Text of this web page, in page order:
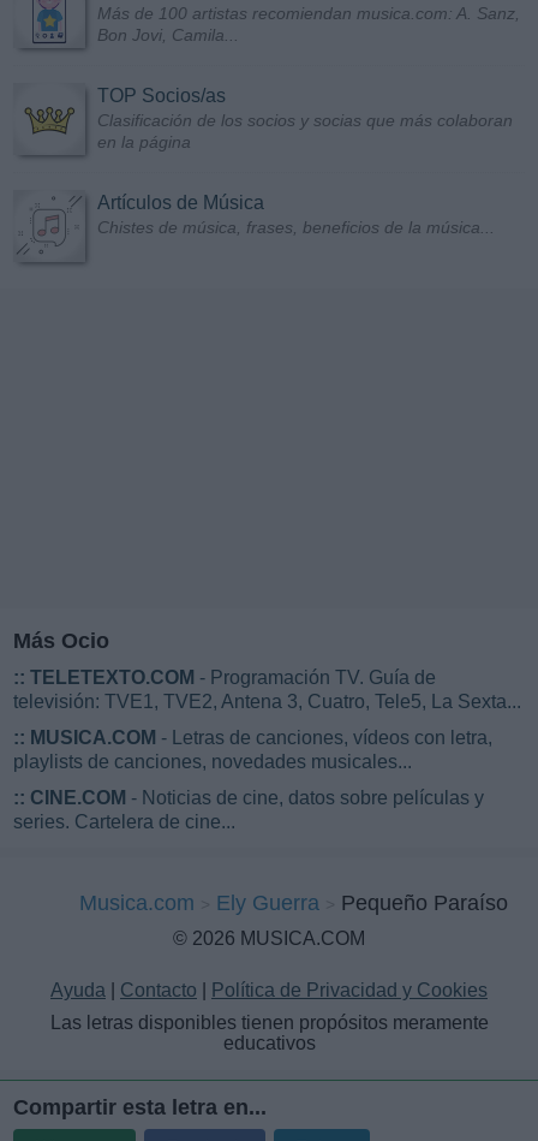
Más de 100 artistas recomiendan musica.com: A. Sanz,
Bon Jovi, Camila...
TOP Socios/as
Clasificación de los socios y socias que más colaboran
en la página
Artículos de Música
Chistes de música, frases, beneficios de la música...
Más Ocio
:: TELETEXTO.COM - Programación TV. Guía de
televisión: TVE1, TVE2, Antena 3, Cuatro, Tele5, La Sexta...
:: MUSICA.COM - Letras de canciones, vídeos con letra,
playlists de canciones, novedades musicales...
:: CINE.COM - Noticias de cine, datos sobre películas y
series. Cartelera de cine...
Musica.com Ely Guerra Pequeño Paraíso
© 2026 MUSICA.COM
Ayuda Contacto
Política de Privacidad y Cookies
Las letras disponibles tienen propósitos meramente
educativos
Compartir esta letra en...